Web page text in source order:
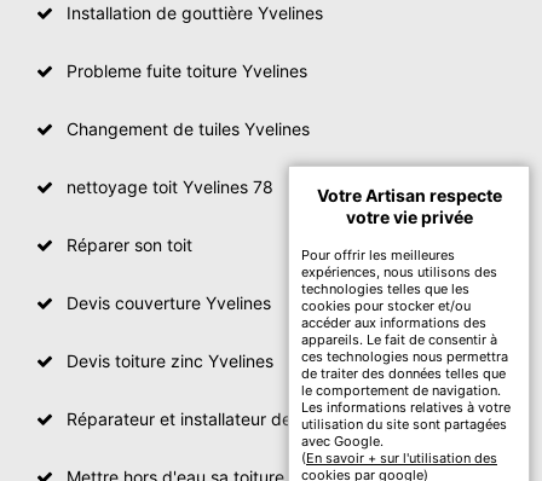
Installation de gouttière Yvelines
Probleme fuite toiture Yvelines
Changement de tuiles Yvelines
nettoyage toit Yvelines 78
Réparer son toit
Devis couverture Yvelines
Devis toiture zinc Yvelines
Réparateur et installateur de fenetre de toit Yvelines
Mettre hors d'eau sa toiture Yvelines
Votre Artisan respecte
votre vie privée
Pour offrir les meilleures
expériences, nous utilisons des
technologies telles que les
cookies pour stocker et/ou
accéder aux informations des
appareils. Le fait de consentir à
ces technologies nous permettra
de traiter des données telles que
le comportement de navigation.
Les informations relatives à votre
utilisation du site sont partagées
avec Google.
(En savoir + sur l'utilisation des
cookies par google)